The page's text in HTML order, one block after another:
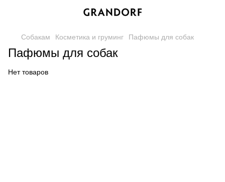
Собакам Косметика и груминг Пафюмы для собак
Пафюмы для собак
Нет товаров